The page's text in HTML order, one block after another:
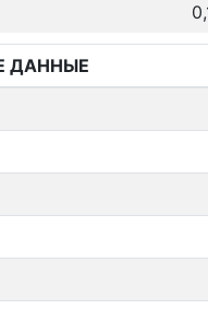
ДАННЫЕ